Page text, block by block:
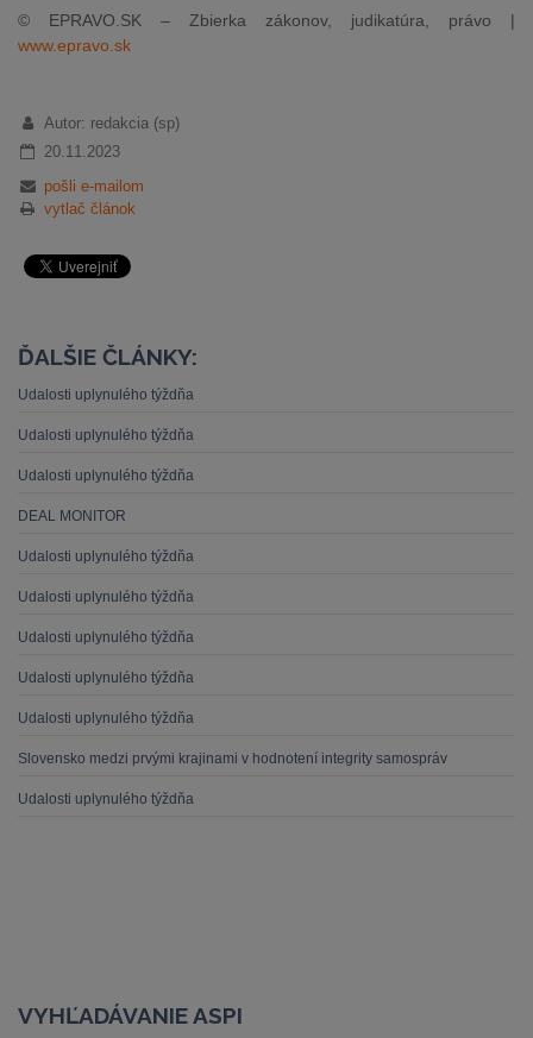
© EPRAVO.SK – Zbierka zákonov, judikatúra, právo |
www.epravo.sk
Autor: redakcia (sp)
20.11.2023
pošli e-mailom
vytlač článok
ĎALŠIE ČLÁNKY:
Udalosti uplynulého týždňa
Udalosti uplynulého týždňa
Udalosti uplynulého týždňa
DEAL MONITOR
Udalosti uplynulého týždňa
Udalosti uplynulého týždňa
Udalosti uplynulého týždňa
Udalosti uplynulého týždňa
Udalosti uplynulého týždňa
Slovensko medzi prvými krajinami v hodnotení integrity samospráv
Udalosti uplynulého týždňa
VYHĽADÁVANIE ASPI